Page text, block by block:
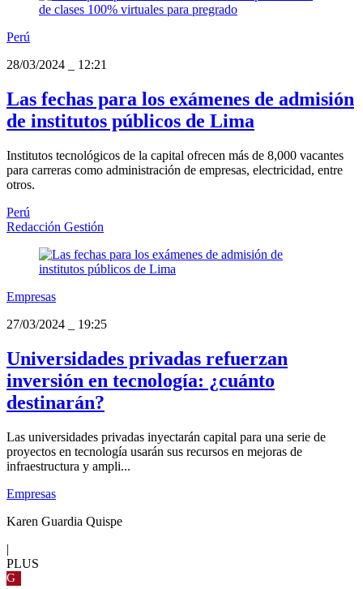
Perú
28/03/2024
12:21
Las fechas para los exámenes de admisión
de institutos públicos de Lima
Institutos tecnológicos de la capital ofrecen más de 8,000 vacantes
para carreras como administración de empresas, electricidad, entre
otros.
Perú
Redacción Gestión
Empresas
27/03/2024
19:25
Universidades privadas refuerzan
inversión en tecnología: ¿cuánto
destinarán?
Las universidades privadas inyectarán capital para una serie de
proyectos en tecnología usarán sus recursos en mejoras de
infraestructura y ampli...
Empresas
Karen Guardia Quispe
|
PLUS
G